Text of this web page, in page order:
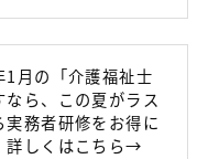
1月の「介護福祉士
ら、この夏がラス
実務者研修をお得に
詳しくはこちら→